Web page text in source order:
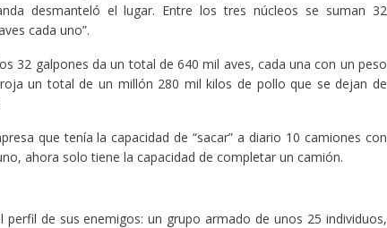
desmanteló el lugar. Entre los tres núcleos se suman 32
cada uno”.
32 galpones da un total de 640 mil aves, cada una con un peso
un total de un millón 280 mil kilos de pollo que se dejan de
que tenía la capacidad de “sacar” a diario 10 camiones con
ahora solo tiene la capacidad de completar un camión.
de sus enemigos: un grupo armado de unos 25 individuos,